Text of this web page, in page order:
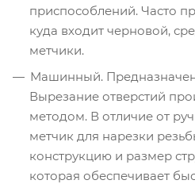
приспособлений. Часто
куда входит черновой,
метчики.
Машинный. Предназначен
Вырезание отверстий
методом. В отличие от
метчик для нарезки
конструкцию и размер
которая обеспечивает